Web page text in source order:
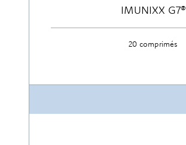
IMUNIXX G7®
20 comprimés